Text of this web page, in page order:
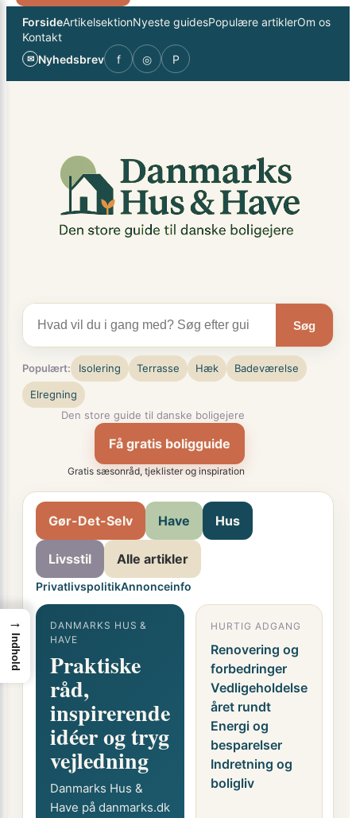
Spring
indhold
ForsideArtikelsektionNyeste guidesPopulære artiklerOm os
Kontakt
✉ Nyhedsbrev f ◎ P
Søg
Populært: Isolering Terrasse Hæk Badeværelse
Elregning
Den store guide til danske boligejere
Få gratis boligguide
Gratis sæsonråd, tjeklister og inspiration
Gør-Det-Selv Have Hus
Livsstil Alle artikler
PrivatlivspolitikAnnonceinfo
DANMARKS HUS &
HAVE
Praktiske
råd,
inspirerende
idéer og tryg
vejledning
Danmarks Hus &
Have på danmarks.dk
HURTIG ADGANG
Renovering og
forbedringer
Vedligeholdelse
året rundt
Energi og
besparelser
Indretning og
boligliv
→
Indhold